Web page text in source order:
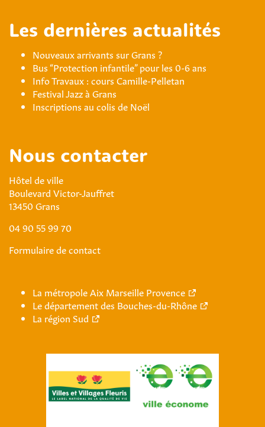
Les dernières actualités
Nouveaux arrivants sur Grans ?
Bus “Protection infantile” pour les 0-6 ans
Info Travaux : cours Camille-Pelletan
Festival Jazz à Grans
Inscriptions au colis de Noël
Nous contacter
Hôtel de ville
Boulevard Victor-Jauffret
13450 Grans
04 90 55 99 70
Formulaire de contact
La métropole Aix Marseille Provence
Le département des Bouches-du-Rhône
La région Sud